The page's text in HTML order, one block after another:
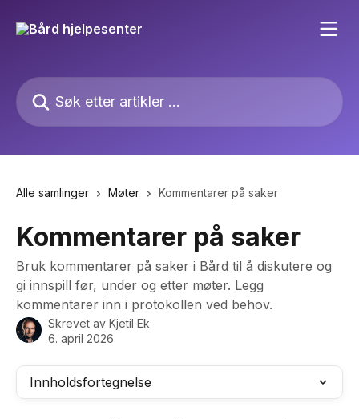
Søk etter artikler ...
Alle samlinger Møter Kommentarer på saker
Kommentarer på saker
Bruk kommentarer på saker i Bård til å diskutere og
gi innspill før, under og etter møter. Legg
kommentarer inn i protokollen ved behov.
Skrevet av Kjetil Ek
6. april 2026
Innholdsfortegnelse